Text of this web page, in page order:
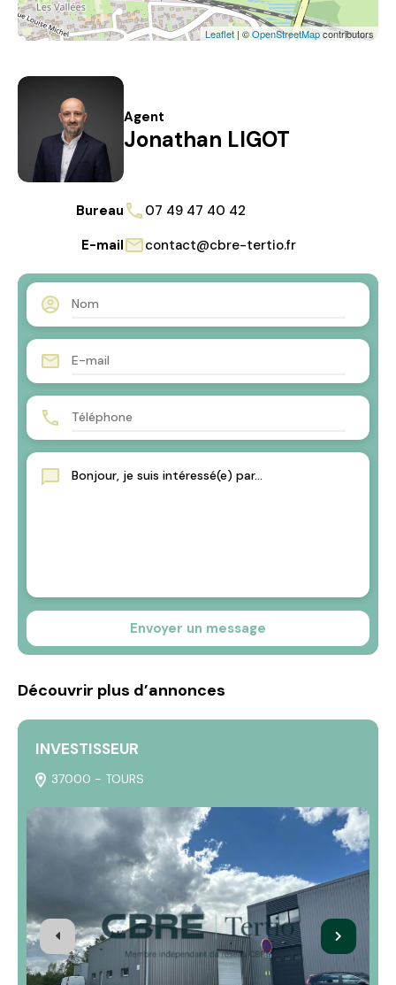
Leaflet | ©OpenStreetMapcontributors
Agent
Jonathan LIGOT
Bureau
07 49 47 40 42
E-mail
contact@cbre-tertio.fr
Envoyer un message
Découvrir plus d’annonces
INVESTISSEUR
37000 - TOURS